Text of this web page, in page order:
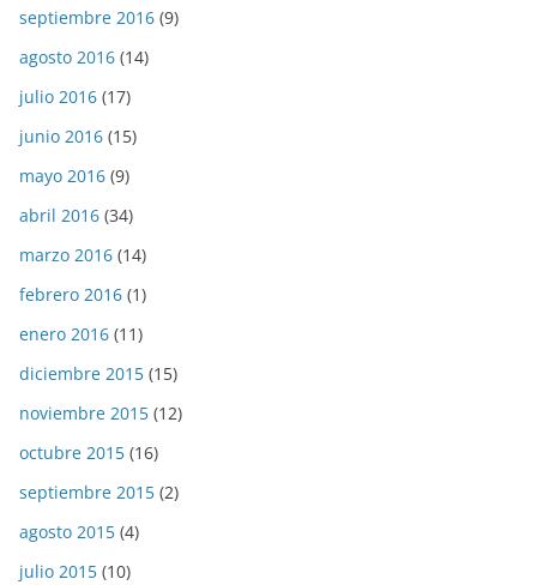
septiembre 2016 (9)
agosto 2016 (14)
julio 2016 (17)
junio 2016 (15)
mayo 2016 (9)
abril 2016 (34)
marzo 2016 (14)
febrero 2016 (1)
enero 2016 (11)
diciembre 2015 (15)
noviembre 2015 (12)
octubre 2015 (16)
septiembre 2015 (2)
agosto 2015 (4)
julio 2015 (10)